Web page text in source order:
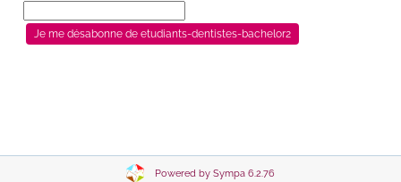
Powered by Sympa 6.2.76